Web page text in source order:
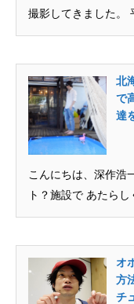
撮影してきました。
北
で
達
こんにちは、深作浩
ト？施設で あたら
オ
方
チ